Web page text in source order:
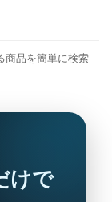
商品を簡単に検索
けで